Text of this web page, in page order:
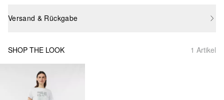
Versand & Rückgabe
SHOP THE LOOK 1 Artikel